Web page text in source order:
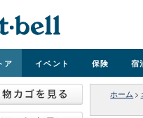
ア イベント 保険 宿
ホーム >